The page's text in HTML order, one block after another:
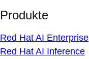
Produkte
Red Hat AI Enterprise
Red Hat AI Inference